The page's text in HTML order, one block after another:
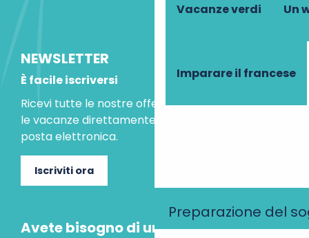
Vacanze verdi Un
Imparare il francese
Preparazione del
NEWSLETTER
È facile iscriversi
Ricevi tutte le nostre offerte speciali e le idee per
le vacanze direttamente nella tua casella di
posta elettronica.
Iscriviti ora
Avete bisogno di un consiglio?